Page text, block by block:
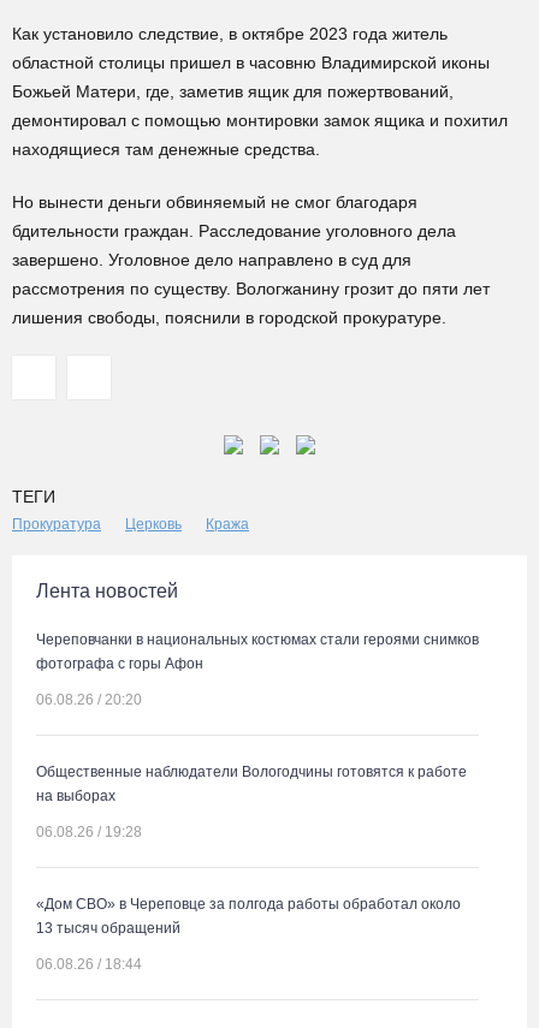
Как установило следствие, в октябре 2023 года житель
областной столицы пришел в часовню Владимирской иконы
Божьей Матери, где, заметив ящик для пожертвований,
демонтировал с помощью монтировки замок ящика и похитил
находящиеся там денежные средства.
Но вынести деньги обвиняемый не смог благодаря
бдительности граждан. Расследование уголовного дела
завершено. Уголовное дело направлено в суд для
рассмотрения по существу. Вологжанину грозит до пяти лет
лишения свободы, пояснили в городской прокуратуре.
ТЕГИ
Прокуратура Церковь Кража
Лента новостей
Череповчанки в национальных костюмах стали героями снимков
фотографа с горы Афон
06.08.26 / 20:20
Общественные наблюдатели Вологодчины готовятся к работе
на выборах
06.08.26 / 19:28
«Дом СВО» в Череповце за полгода работы обработал около
13 тысяч обращений
06.08.26 / 18:44